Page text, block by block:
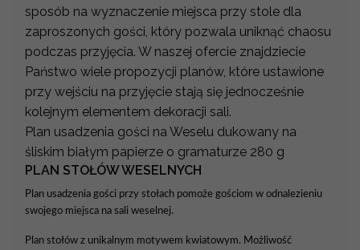
sposób na wyznaczenie miejsca przy stole dla
zaproszonych gości, który pozwala uniknąć chaosu
podczas przyjęcia. W naszej ofercie znajdziecie
Państwo wiele propozycji planów, które ustawione
przy wejściu na przyjęcie stają się jednocześnie
kolejnym elementem dekoracji sali.
Plan usadzenia gości na Weselu dukowany na
śliskim białym papierze o gramaturze 280 g
PLAN STOŁÓW WESELNYCH
Plan usadzenia gości przy stołach pomoże gościom w odnalezieniu
swojego miejsca na sali weselnej.
Plan stołów z unikalnym motywem kwiatowym. Możliwość